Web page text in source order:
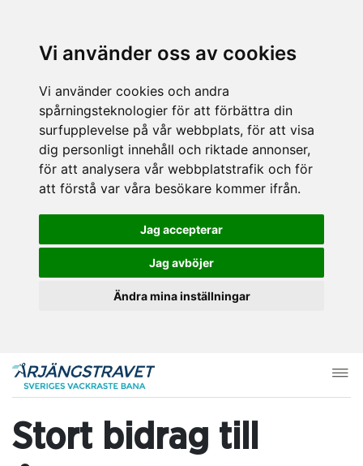
Vi använder oss av cookies
Vi använder cookies och andra
spårningsteknologier för att förbättra din
surfupplevelse på vår webbplats, för att visa
dig personligt innehåll och riktade annonser,
för att analysera vår webbplatstrafik och för
att förstå var våra besökare kommer ifrån.
Jag accepterar
Jag avböjer
Ändra mina inställningar
Stort bidrag till